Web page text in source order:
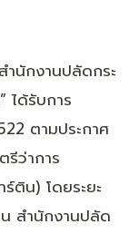
ำนักงานปลัดกระ
ได้รับการ
ตามประกาศ
รีว่าการ
ติน) โดยระยะ
สำนักงานปลัด